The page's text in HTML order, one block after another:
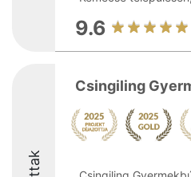
9.6
Csingiling